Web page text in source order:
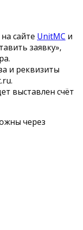
сайте UnitMC и
заявку»,
и реквизиты
выставлен счёт
через